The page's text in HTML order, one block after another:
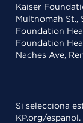
Kaiser
Multnomah St.,
Foundation
Foundation
Naches Ave,
Si selecciona
KP.org/